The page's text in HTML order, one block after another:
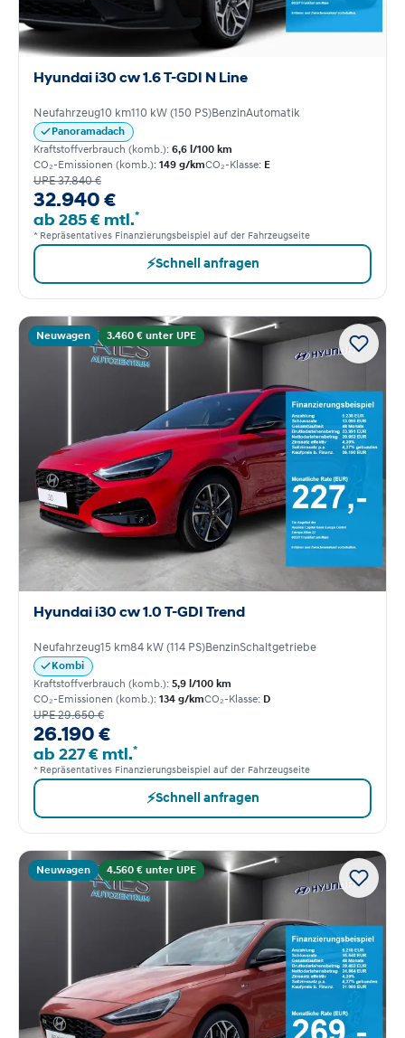
Hyundai i30 cw 1.6 T-GDI N Line
Neufahrzeug10 km110 kW (150 PS)BenzinAutomatik
Panoramadach
Kraftstoffverbrauch (komb.): 6,6 l/100 km
CO₂-Emissionen (komb.): 149 g/kmCO₂-Klasse: E
UPE 37.840 €
32.940 €
ab 285 € mtl.*
* Repräsentatives Finanzierungsbeispiel auf der Fahrzeugseite
⚡Schnell anfragen
Neuwagen 3.460 € unter UPE
Hyundai i30 cw 1.0 T-GDI Trend
Neufahrzeug15 km84 kW (114 PS)BenzinSchaltgetriebe
Kombi
Kraftstoffverbrauch (komb.): 5,9 l/100 km
CO₂-Emissionen (komb.): 134 g/kmCO₂-Klasse: D
UPE 29.650 €
26.190 €
ab 227 € mtl.*
* Repräsentatives Finanzierungsbeispiel auf der Fahrzeugseite
⚡Schnell anfragen
Neuwagen 4.560 € unter UPE